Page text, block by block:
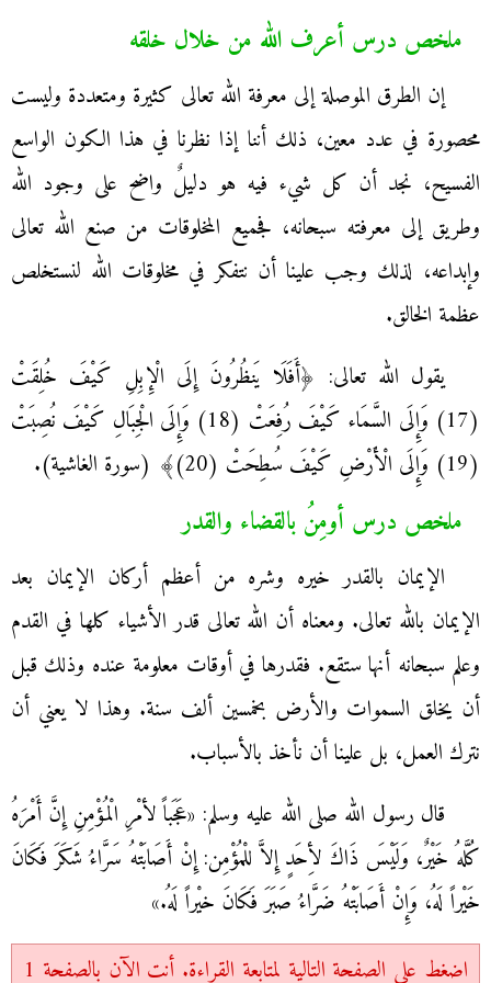
ملخص درس أعرف الله من خلال خلقه
إن الطرق الموصلة إلى معرفة الله تعالى كثيرة ومتعددة وليست
محصورة في عدد معين، ذلك أننا إذا نظرنا في هذا الكون الواسع
الفسيح، نجد أن كل شيء فيه هو دليلٌ واضح على وجود الله
وطريق إلى معرفته سبحانه، فجميع المخلوقات من صنع الله تعالى
وإبداعه، لذلك وجب علينا أن نتفكر في مخلوقات الله لنستخلص
عظمة الخالق.
يقول الله تعالى: ﴿أَفَلَا يَنظُرُونَ إِلَى الْإِبِلِ كَيْفَ خُلِقَتْ
(17) وَإِلَى السَّمَاء كَيْفَ رُفِعَتْ (18) وَإِلَى الْجِبَالِ كَيْفَ نُصِبَتْ
(19) وَإِلَى الْأَرْضِ كَيْفَ سُطِحَتْ (20)﴾ (سورة الغاشية).
ملخص درس أومِنُ بالقضاء والقدر
الإيمان بالقدر خيره وشره من أعظم أركان الإيمان بعد
الإيمان بالله تعالى. ومعناه أن الله تعالى قدر الأشياء كلها في القدم
وعلم سبحانه أنها ستقع. فقدرها في أوقات معلومة عنده وذلك قبل
أن يخلق السموات والأرض بخمسين ألف سنة. وهذا لا يعني أن
نترك العمل، بل علينا أن نأخذ بالأسباب.
قال رسول الله صلى الله عليه وسلم: «عَجَباً لأمْرِ الْمُؤْمِنِ إِنَّ أَمْرَهُ
كُلَّهُ خَيْرٌ، وَلَيْسَ ذَاكَ لأِحَدٍ إِلاَّ للْمُؤْمِن: إِنْ أَصَابَتْهُ سَرَّاءُ شَكَرَ فَكَانَ
خَيْراً لَهُ، وَإِنْ أَصَابَتْهُ ضَرَّاءُ صَبَرَ فَكَانَ خيْراً لَهُ.»
اضغط على الصفحة التالية لمتابعة القراءة. أنت الآن بالصفحة 1